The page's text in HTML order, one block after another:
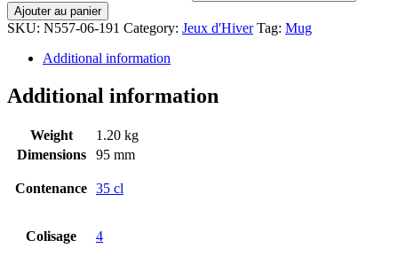
Ajouter au panier
SKU: N557-06-191 Category: Jeux d'Hiver Tag: Mug
Additional information
Additional information
Weight
1.20 kg
Dimensions
95 mm
Contenance 35 cl
Colisage 4